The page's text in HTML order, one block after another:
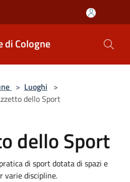
di Cologne
> Luoghi >
dello Sport
dello Sport
di sport dotata di spazi e
varie discipline.